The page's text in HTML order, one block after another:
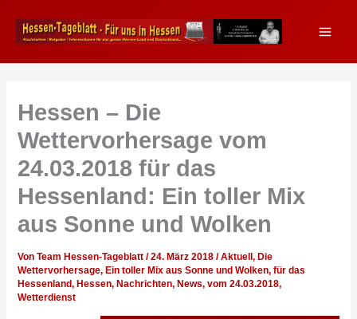
Inhalt
springen
Hessen – Die
Wettervorhersage vom
24.03.2018 für das
Hessenland: Ein toller Mix
aus Sonne und Wolken
VonTeam Hessen-Tageblatt/24. März 2018/Aktuell,Die
Wettervorhersage,Ein toller Mix aus Sonne und Wolken,für das
Hessenland,Hessen,Nachrichten,News,vom 24.03.2018,
Wetterdienst